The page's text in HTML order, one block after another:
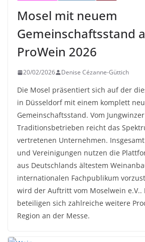
Mosel mit neuem
Gemeinschaftsstand
ProWein 2026
20/02/2026 Denise Cézanne-Güttich
Die Mosel präsentiert sich auf der
in Düsseldorf mit einem komplett
Gemeinschaftsstand. Vom
Traditionsbetrieben reicht das
vertretenen Unternehmen.
und Vereinigungen nutzen die
aus Deutschlands ältestem
internationalen Fachpublikum
wird der Auftritt vom Moselwein e.V..
beteiligen sich zahlreiche weitere
Region an der Messe.